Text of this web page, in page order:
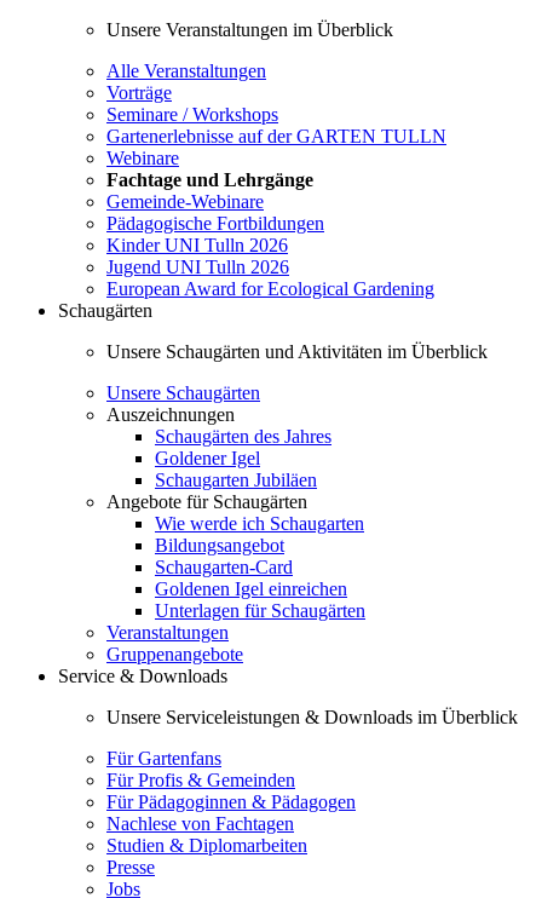
Unsere Veranstaltungen im Überblick
Alle Veranstaltungen
Vorträge
Seminare / Workshops
Gartenerlebnisse auf der GARTEN TULLN
Webinare
Fachtage und Lehrgänge
Gemeinde-Webinare
Pädagogische Fortbildungen
Kinder UNI Tulln 2026
Jugend UNI Tulln 2026
European Award for Ecological Gardening
Schaugärten
Unsere Schaugärten und Aktivitäten im Überblick
Unsere Schaugärten
Auszeichnungen
Schaugärten des Jahres
Goldener Igel
Schaugarten Jubiläen
Angebote für Schaugärten
Wie werde ich Schaugarten
Bildungsangebot
Schaugarten-Card
Goldenen Igel einreichen
Unterlagen für Schaugärten
Veranstaltungen
Gruppenangebote
Service & Downloads
Unsere Serviceleistungen & Downloads im Überblick
Für Gartenfans
Für Profis & Gemeinden
Für Pädagoginnen & Pädagogen
Nachlese von Fachtagen
Studien & Diplomarbeiten
Presse
Jobs